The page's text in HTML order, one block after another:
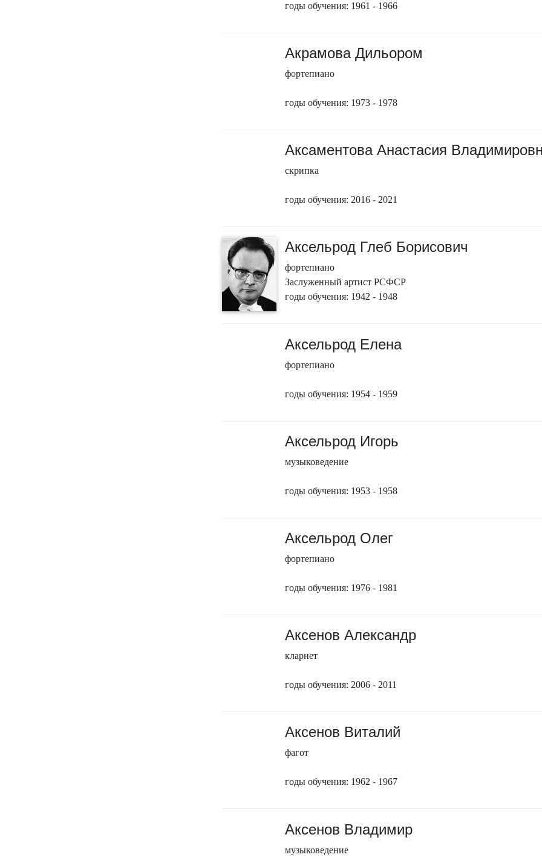
годы обучения: 1961 - 1966
Акрамова Дильором
фортепиано
годы обучения: 1973 - 1978
Аксаментова Анастасия
скрипка
годы обучения: 2016 - 2021
Аксельрод Глеб Борисович
фортепиано
Заслуженный артист РСФСР
годы обучения: 1942 - 1948
Аксельрод Елена
фортепиано
годы обучения: 1954 - 1959
Аксельрод Игорь
музыковедение
годы обучения: 1953 - 1958
Аксельрод Олег
фортепиано
годы обучения: 1976 - 1981
Аксенов Александр
кларнет
годы обучения: 2006 - 2011
Аксенов Виталий
фагот
годы обучения: 1962 - 1967
Аксенов Владимир
музыковедение